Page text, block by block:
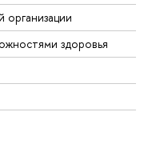
организации
здоровья